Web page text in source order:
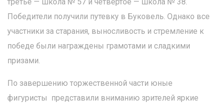
Победители получили путевку в Буковель. Однако все
участники за старания, выносливость и стремление к
победе были награждены грамотами и сладкими
призами.
По завершению торжественной части юные
фигуристы представили вниманию зрителей яркие